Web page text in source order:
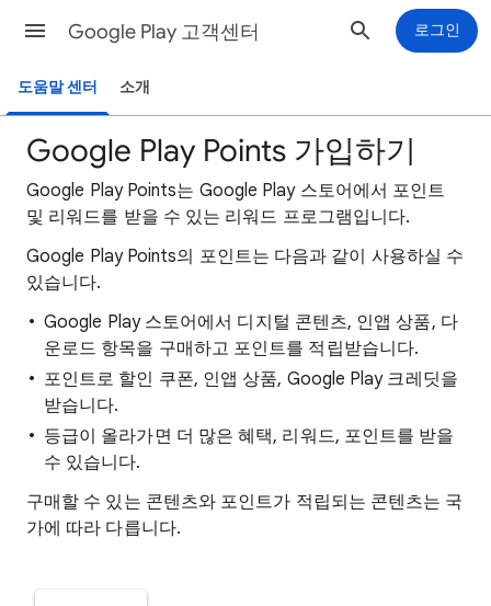
Google Play 고객센터 로그인
도움말 센터 소개
Google Play Points 가입하기
Google Play Points는 Google Play 스토어에서 포인트
및 리워드를 받을 수 있는 리워드 프로그램입니다.
Google Play Points의 포인트는 다음과 같이 사용하실 수
있습니다.
Google Play 스토어에서 디지털 콘텐츠, 인앱 상품, 다
운로드 항목을 구매하고 포인트를 적립받습니다.
포인트로 할인 쿠폰, 인앱 상품, Google Play 크레딧을
받습니다.
등급이 올라가면 더 많은 혜택, 리워드, 포인트를 받을
수 있습니다.
구매할 수 있는 콘텐츠와 포인트가 적립되는 콘텐츠는 국
가에 따라 다릅니다.